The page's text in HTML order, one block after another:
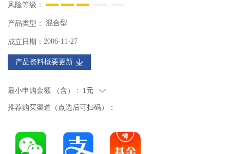
风险等级：
产品类型： 混合型
成立日期： 2006-11-27
产品资料概要更新
最小申购金额 （含） : 1元
推荐购买渠道（点选后可扫码）：